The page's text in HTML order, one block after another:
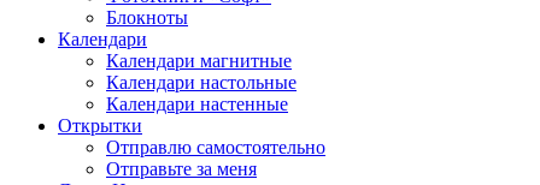
Блокноты
Календари
Календари магнитные
Календари настольные
Календари настенные
Открытки
Отправлю самостоятельно
Отправьте за меня